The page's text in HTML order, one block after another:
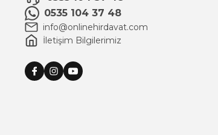
0535 104 37 48
info@onlinehirdavat.com
İletişim Bilgilerimiz